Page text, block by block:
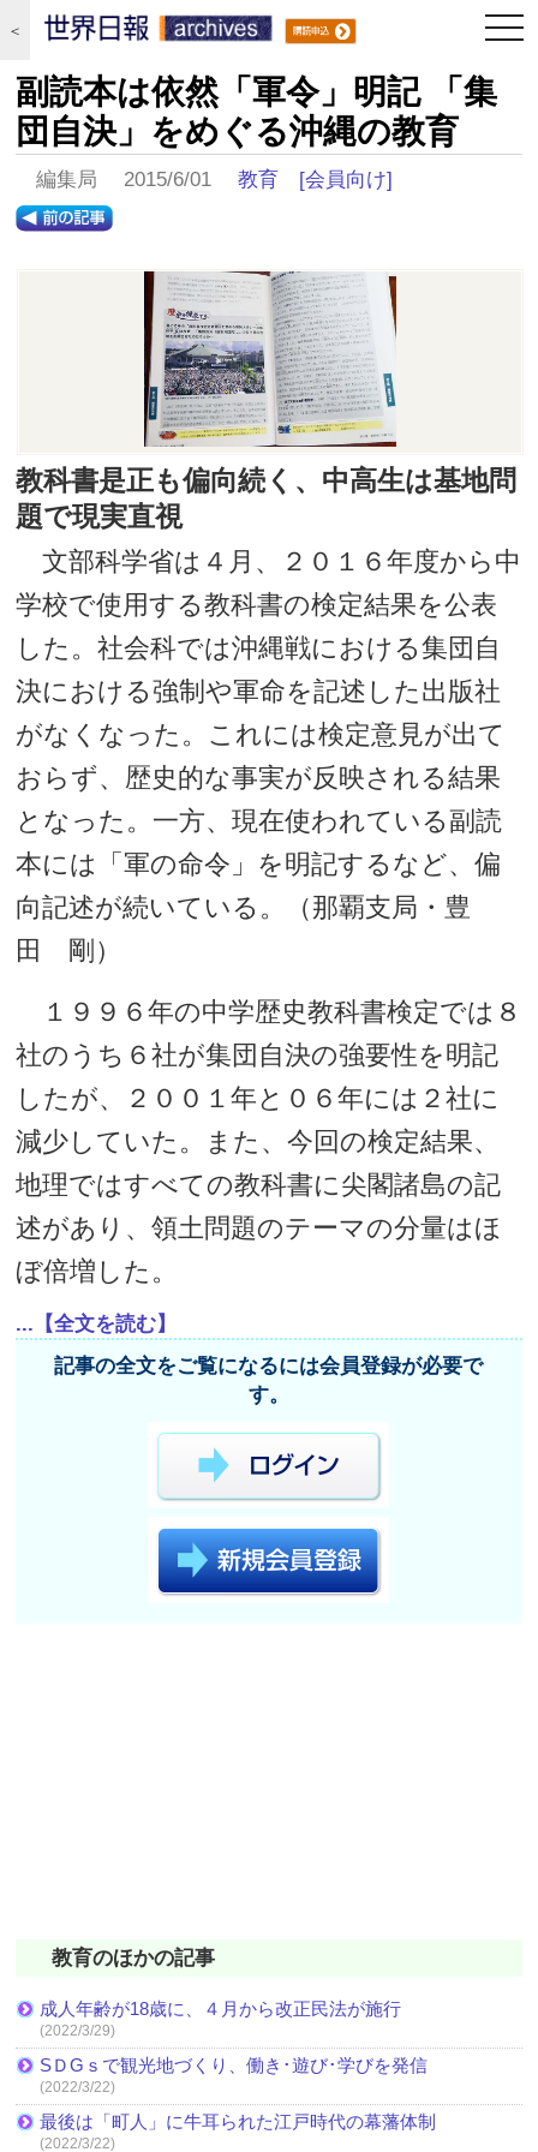
＜
副読本は依然「軍令」明記 「集
団自決」をめぐる沖縄の教育
編集局 2015/6/01教育 [会員向け]
教科書是正も偏向続く、中高生は基地問
題で現実直視
文部科学省は４月、２０１６年度から中
学校で使用する教科書の検定結果を公表
した。社会科では沖縄戦における集団自
決における強制や軍命を記述した出版社
がなくなった。これには検定意見が出て
おらず、歴史的な事実が反映される結果
となった。一方、現在使われている副読
本には「軍の命令」を明記するなど、偏
向記述が続いている。（那覇支局・豊
田 剛）
１９９６年の中学歴史教科書検定では８
社のうち６社が集団自決の強要性を明記
したが、２００１年と０６年には２社に
減少していた。また、今回の検定結果、
地理ではすべての教科書に尖閣諸島の記
述があり、領土問題のテーマの分量はほ
ぼ倍増した。
...【全文を読む】
記事の全文をご覧になるには会員登録が必要で
す。
教育のほかの記事
成人年齢が18歳に、４月から改正民法が施行
(2022/3/29)
SＤGｓで観光地づくり、働き･遊び･学びを発信
(2022/3/22)
最後は「町人」に牛耳られた江戸時代の幕藩体制
(2022/3/22)